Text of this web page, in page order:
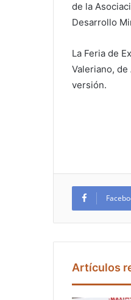
de la
Desarrollo
La Feria de
Valeriano,
versión.
Artículos